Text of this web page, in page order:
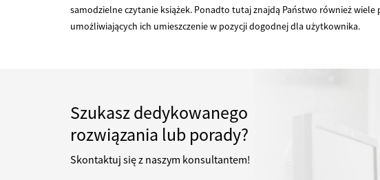
samodzielne czytanie książek. Ponadto tutaj znajdą Państwo również
umożliwiających ich umieszczenie w pozycji dogodnej dla użytkownika.
Szukasz dedykowanego
rozwiązania lub porady?
Skontaktuj się z naszym konsultantem!